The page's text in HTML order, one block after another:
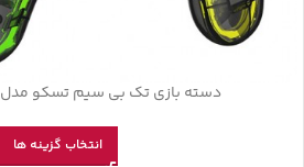
دسته بازی تک بی سیم تسکو مدل TSCO TG 158BT
انتخاب گزینه ها